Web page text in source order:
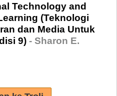
Technology and
(Teknologi
dan Media Untuk
9) - Sharon E.